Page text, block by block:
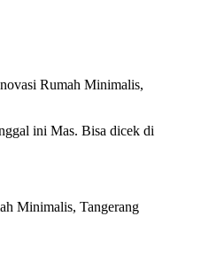
Rumah Minimalis,
ini Mas. Bisa dicek di
Minimalis, Tangerang